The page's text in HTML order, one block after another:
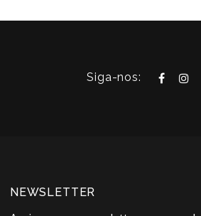
Siga-nos:
NEWSLETTER